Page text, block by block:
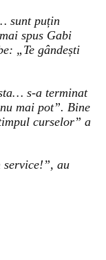
sunt puțin
spus Gabi
„Te gândești
s-a terminat
mai pot”. Bine
curselor” a
service!”, au